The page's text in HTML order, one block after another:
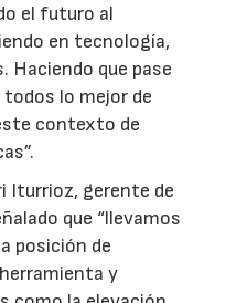
el futuro al
en tecnología,
Haciendo que pase
lo mejor de
contexto de
Iturrioz, gerente de
que “llevamos
posición de
y